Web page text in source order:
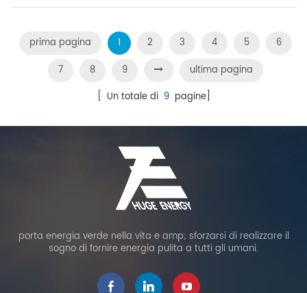
prima pagina 1 2 3 4 5
6
7
8 9
ultima pagina
[ Un totale di 9pagine]
porta energia verde nella vita e amp; sforzarsi di realizzare il
sogno di fornire energia pulita a tutti gli umani.